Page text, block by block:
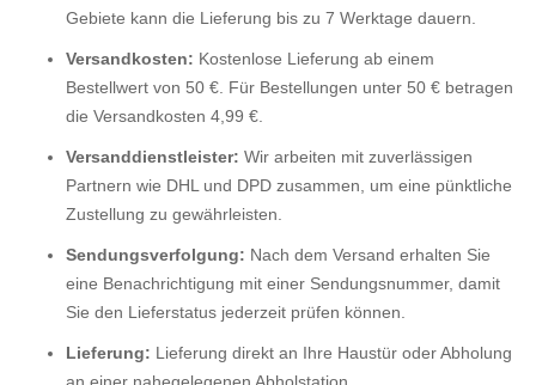
Gebiete kann die Lieferung bis zu 7 Werktage dauern.
Versandkosten: Kostenlose Lieferung ab einem
Bestellwert von 50 €. Für Bestellungen unter 50 € betragen
die Versandkosten 4,99 €.
Versanddienstleister: Wir arbeiten mit zuverlässigen
Partnern wie DHL und DPD zusammen, um eine pünktliche
Zustellung zu gewährleisten.
Sendungsverfolgung: Nach dem Versand erhalten Sie
eine Benachrichtigung mit einer Sendungsnummer, damit
Sie den Lieferstatus jederzeit prüfen können.
Lieferung: Lieferung direkt an Ihre Haustür oder Abholung